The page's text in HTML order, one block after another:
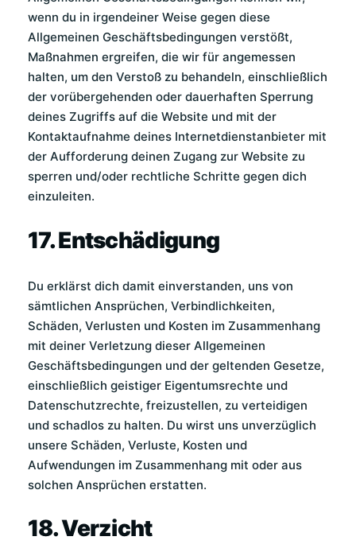
wenn du in irgendeiner Weise gegen diese
Allgemeinen Geschäftsbedingungen verstößt,
Maßnahmen ergreifen, die wir für angemessen
halten, um den Verstoß zu behandeln, einschließlich
der vorübergehenden oder dauerhaften Sperrung
deines Zugriffs auf die Website und mit der
Kontaktaufnahme deines Internetdienstanbieter mit
der Aufforderung deinen Zugang zur Website zu
sperren und/oder rechtliche Schritte gegen dich
einzuleiten.
17. Entschädigung
Du erklärst dich damit einverstanden, uns von
sämtlichen Ansprüchen, Verbindlichkeiten,
Schäden, Verlusten und Kosten im Zusammenhang
mit deiner Verletzung dieser Allgemeinen
Geschäftsbedingungen und der geltenden Gesetze,
einschließlich geistiger Eigentumsrechte und
Datenschutzrechte, freizustellen, zu verteidigen
und schadlos zu halten. Du wirst uns unverzüglich
unsere Schäden, Verluste, Kosten und
Aufwendungen im Zusammenhang mit oder aus
solchen Ansprüchen erstatten.
18. Verzicht